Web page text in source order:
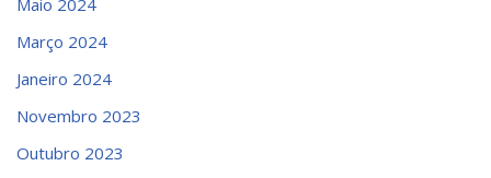
Maio 2024
Março 2024
Janeiro 2024
Novembro 2023
Outubro 2023